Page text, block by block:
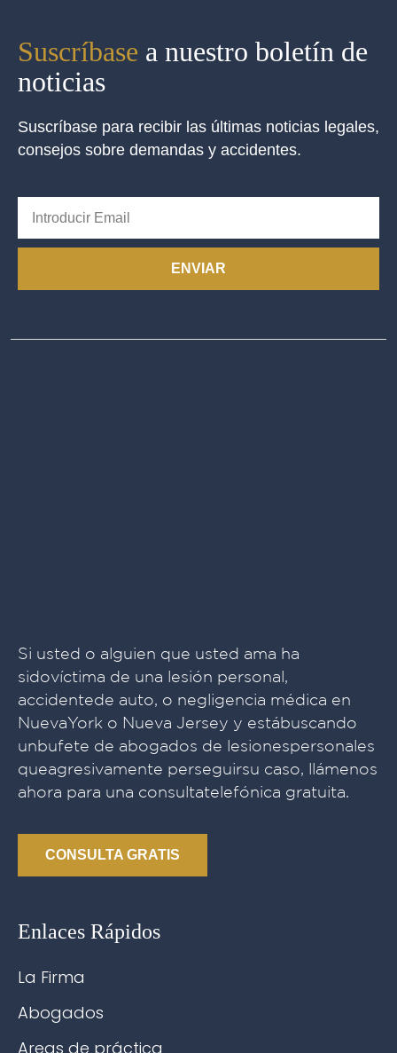
Suscríbase a nuestro boletín de
noticias
Suscríbase para recibir las últimas noticias legales,
consejos sobre demandas y accidentes.
ENVIAR
Si usted o alguien que usted ama ha
sidovíctima de una lesión personal,
accidentede auto, o negligencia médica en
NuevaYork o Nueva Jersey y estábuscando
unbufete de abogados de lesionespersonales
queagresivamente perseguirsu caso, llámenos
ahora para una consultatelefónica gratuita.
CONSULTA GRATIS
Enlaces Rápidos
La Firma
Abogados
Areas de práctica